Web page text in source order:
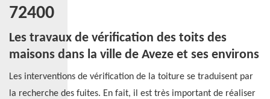
72400
Les travaux de vérification des toits des
maisons dans la ville de Aveze et ses environs
Les interventions de vérification de la toiture se traduisent par
la recherche des fuites. En fait, il est très important de réaliser